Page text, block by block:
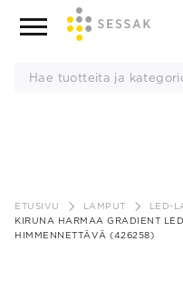
sisältöön
ETUSIVU LAMPUT
LED-
KIRUNA HARMAA GRADIENT
HIMMENNETTÄVÄ (426258)